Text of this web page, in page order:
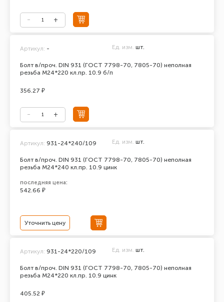
Болт в/проч. DIN 931 (ГОСТ 7798-70, 7805-70) неполная
резьба М24*220 кл.пр. 10.9 б/п
Артикул: - Ед. изм. шт.
356.27 ₽
Болт в/проч. DIN 931 (ГОСТ 7798-70, 7805-70) неполная
резьба М24*240 кл.пр. 10.9 цинк
Артикул: 931-24*240/109 Ед. изм. шт.
последняя цена:
542.66 ₽
Уточнить цену
Болт в/проч. DIN 931 (ГОСТ 7798-70, 7805-70) неполная
резьба М24*220 кл.пр. 10.9 цинк
Артикул: 931-24*220/109 Ед. изм. шт.
405.52 ₽